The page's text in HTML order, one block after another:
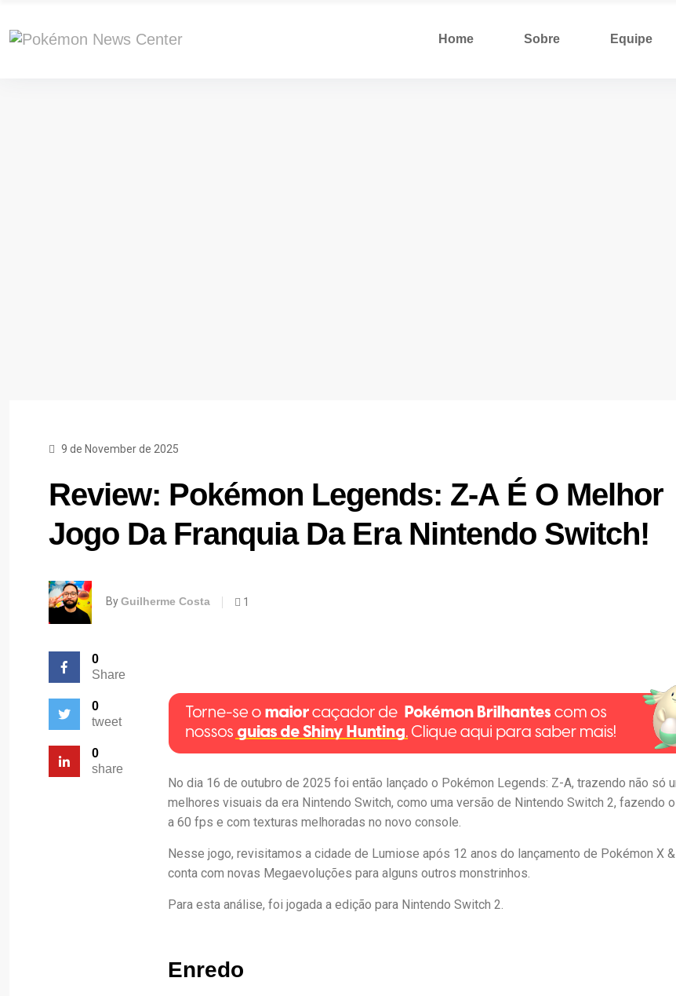
Home Sobre Equipe
9 de November de 2025
Review: Pokémon Legends: Z-A É O Melhor
Jogo Da Franquia Da Era Nintendo Switch!
ByGuilherme Costa 1
0
Share
0
tweet
0
share
No dia 16 de outubro de 2025 foi então lançado o Pokémon Legends: Z-A, trazendo não só
melhores visuais da era Nintendo Switch, como uma versão de Nintendo Switch 2, fazendo
a 60 fps e com texturas melhoradas no novo console.
Nesse jogo, revisitamos a cidade de Lumiose após 12 anos do lançamento de Pokémon X &
conta com novas Megaevoluções para alguns outros monstrinhos.
Para esta análise, foi jogada a edição para Nintendo Switch 2.
Enredo